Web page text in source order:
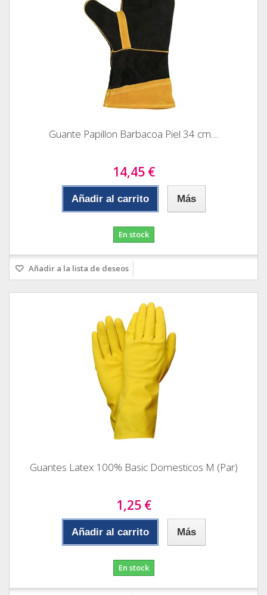
Guante Papillon Barbacoa Piel 34 cm....
14,45 €
Añadir al carrito Más
En stock
Añadir a la lista de deseos
Guantes Latex 100% Basic Domesticos M (Par)
1,25 €
Añadir al carrito Más
En stock